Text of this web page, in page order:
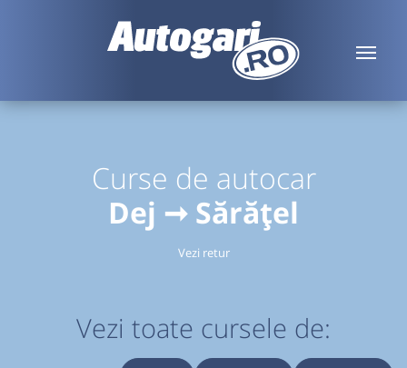
Curse de autocar
Dej ➞ Sărățel
Vezi retur
Vezi toate cursele de: